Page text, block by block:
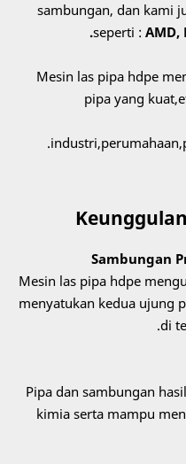
sambungan, dan kami
seperti : AMD,
Mesin las pipa hdpe
pipa yang
Mesin las pipa hdpe
menyatukan kedua ujung
di
Pipa dan sambungan
kimia serta mampu